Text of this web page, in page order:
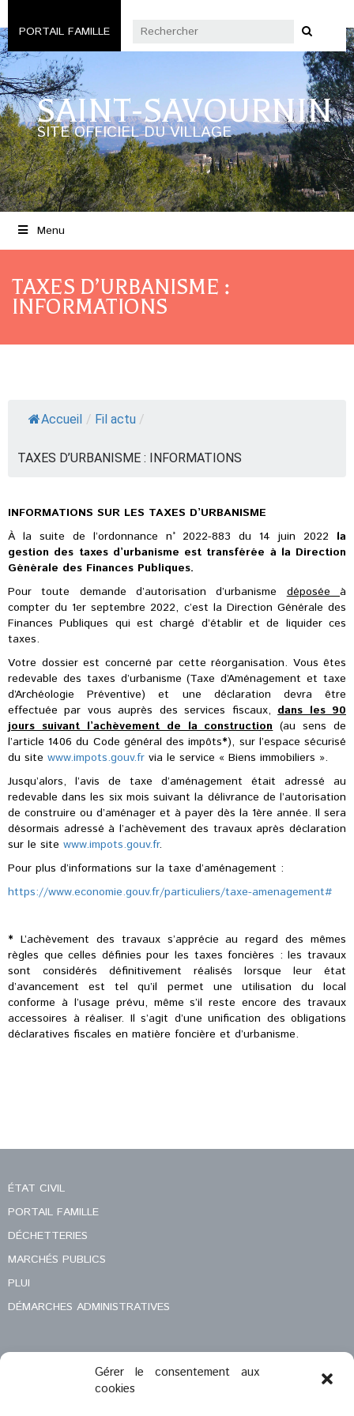
Gérer le consentement aux
cookies
PORTAIL FAMILLE
SAINT-SAVOURNIN
SITE OFFICIEL DU VILLAGE
Menu
TAXES D’URBANISME :
INFORMATIONS
Accueil / Fil actu /
TAXES D’URBANISME : INFORMATIONS
INFORMATIONS SUR LES TAXES D’URBANISME
À la suite de l’ordonnance n° 2022-883 du 14 juin 2022 la
gestion des taxes d’urbanisme est transférée à la Direction
Générale des Finances Publiques.
Pour toute demande d’autorisation d’urbanismedéposéeà
compter du 1er septembre 2022, c’est la Direction Générale des
Finances Publiques qui est chargé d’établir et de liquider ces
taxes.
Votre dossier est concerné par cette réorganisation. Vous êtes
redevable des taxes d’urbanisme (Taxe d’Aménagement et taxe
d’Archéologie Préventive) et une déclaration devra être
effectuée par vous auprès des services fiscaux,dans les 90
jours suivant l’achèvement de la construction(au sens de
l’article 1406 du Code général des impôts*), sur l’espace sécurisé
du site www.impots.gouv.fr via le service « Biens immobiliers ».
Jusqu’alors, l’avis de taxe d’aménagement était adressé au
redevable dans les six mois suivant la délivrance de l’autorisation
de construire ou d’aménager et à payer dès la 1ère année. Il sera
désormais adressé à l’achèvement des travaux après déclaration
sur le site www.impots.gouv.fr.
Pour plus d’informations sur la taxe d’aménagement :
https://www.economie.gouv.fr/particuliers/taxe-amenagement#
* L’achèvement des travaux s’apprécie au regard des mêmes
règles que celles définies pour les taxes foncières : les travaux
sont considérés définitivement réalisés lorsque leur état
d’avancement est tel qu’il permet une utilisation du local
conforme à l’usage prévu, même s’il reste encore des travaux
accessoires à réaliser. Il s’agit d’une unification des obligations
déclaratives fiscales en matière foncière et d’urbanisme.
ÉTAT CIVIL
PORTAIL FAMILLE
DÉCHETTERIES
MARCHÉS PUBLICS
PLUI
DÉMARCHES ADMINISTRATIVES
MENTIONS LÉGALES